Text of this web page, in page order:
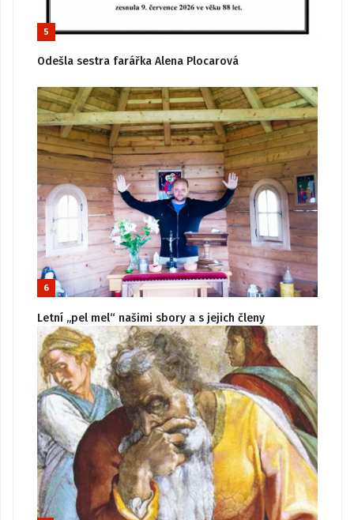
5
Odešla sestra farářka Alena Plocarová
6
Letní „pel mel“ našimi sbory a s jejich členy